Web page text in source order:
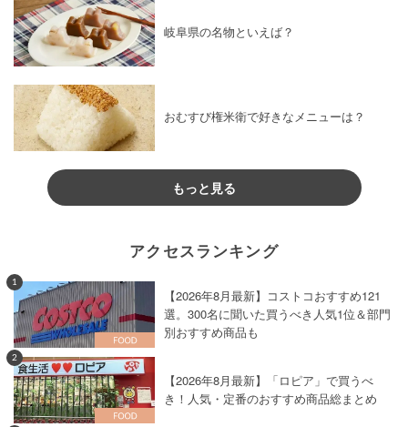
岐阜県の名物といえば？
おむすび権米衛で好きなメニューは？
もっと見る
アクセスランキング
1
【2026年8月最新】コストコおすすめ121
選。300名に聞いた買うべき人気1位＆部門
別おすすめ商品も
2
【2026年8月最新】「ロピア」で買うべ
き！人気・定番のおすすめ商品総まとめ